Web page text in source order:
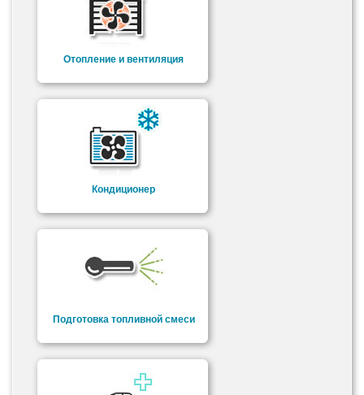
Отопление и вентиляция
Кондиционер
Подготовка топливной смеси